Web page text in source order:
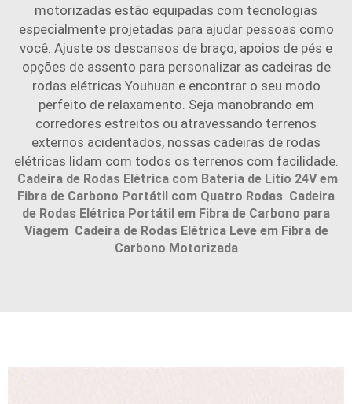
motorizadas estão equipadas com tecnologias
especialmente projetadas para ajudar pessoas como
você. Ajuste os descansos de braço, apoios de pés e
opções de assento para personalizar as cadeiras de
rodas elétricas Youhuan e encontrar o seu modo
perfeito de relaxamento. Seja manobrando em
corredores estreitos ou atravessando terrenos
externos acidentados, nossas cadeiras de rodas
elétricas lidam com todos os terrenos com facilidade.
Cadeira de Rodas Elétrica com Bateria de Lítio 24V em
Fibra de Carbono Portátil com Quatro Rodas Cadeira
de Rodas Elétrica Portátil em Fibra de Carbono para
Viagem Cadeira de Rodas Elétrica Leve em Fibra de
Carbono Motorizada